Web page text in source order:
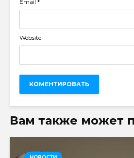
Email *
Website
Вам также может